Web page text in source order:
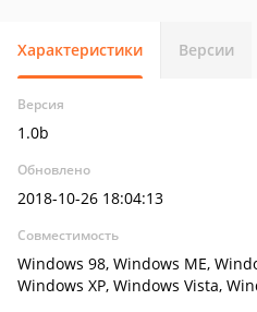
Характеристики Версии
Версия
1.0b
Обновлено
2018-10-26 18:04:13
Совместимость
Windows 98, Windows ME,
Windows XP, Windows Vista,